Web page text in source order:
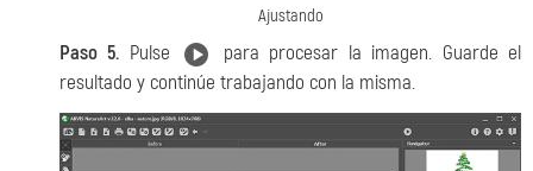
Ajustando
Paso 5. Pulse
para procesar la imagen. Guarde el
resultado y continúe trabajando con la misma.